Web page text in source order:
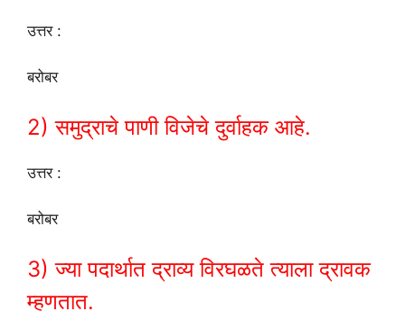
उत्तर :
बरोबर
2) समुद्राचे पाणी विजेचे दुर्वाहक आहे.
उत्तर :
बरोबर
3) ज्या पदार्थात द्राव्य विरघळते त्याला द्रावक
म्हणतात.